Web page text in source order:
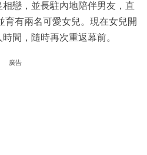
戀，並長駐內地陪伴男友，直
育有兩名可愛女兒。現在女兒開
間，隨時再次重返幕前。
廣告